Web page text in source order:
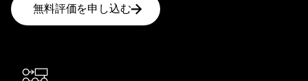
無料評価を申し込む